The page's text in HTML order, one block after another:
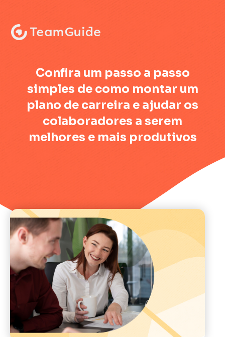
Confira um passo a passo
simples de como montar um
plano de carreira e ajudar os
colaboradores a serem
melhores e mais produtivos